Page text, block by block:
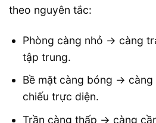
theo nguyên tắc:
Phòng càng nhỏ → càng
tập trung.
Bề mặt càng bóng → càng
chiếu trực diện.
Trần càng thấp → càng